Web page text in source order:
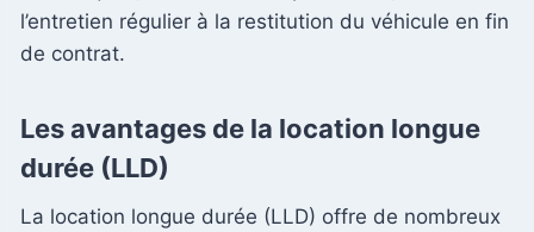
l’entretien régulier à la restitution du véhicule en fin
de contrat.
Les avantages de la location longue
durée (LLD)
La location longue durée (LLD) offre de nombreux